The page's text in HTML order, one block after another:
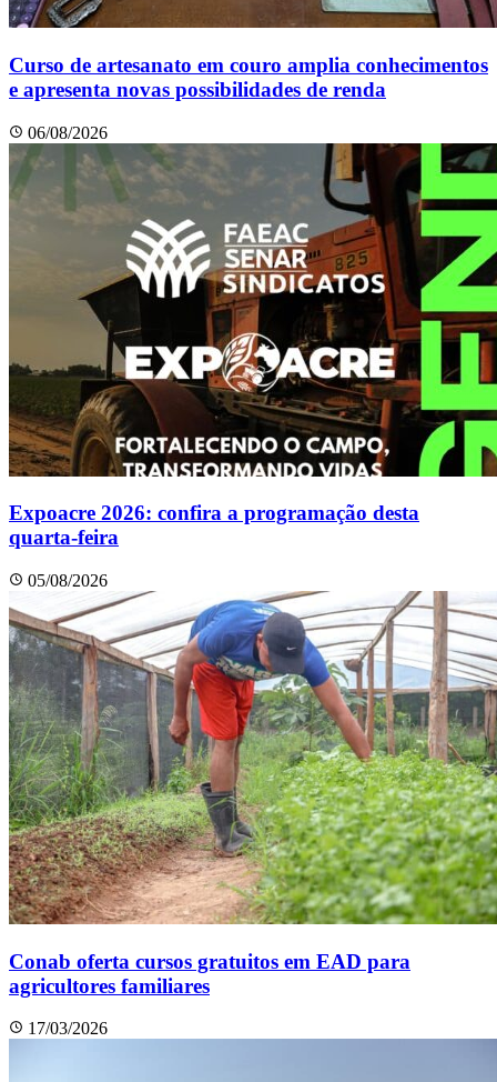
Curso de artesanato em couro amplia conhecimentos
e apresenta novas possibilidades de renda
06/08/2026
Expoacre 2026: confira a programação desta
quarta-feira
05/08/2026
Conab oferta cursos gratuitos em EAD para
agricultores familiares
17/03/2026